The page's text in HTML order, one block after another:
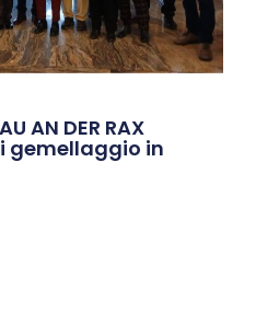
AN DER RAX
gemellaggio in